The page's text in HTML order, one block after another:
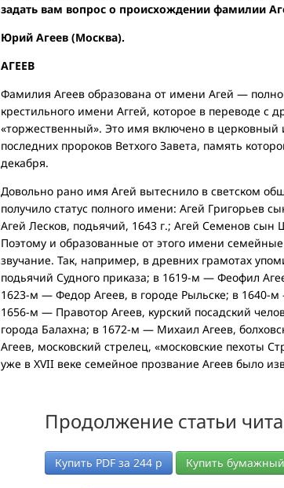
задать вам вопрос о происхождении фамилии
Юрий Агеев (Москва).
АГЕЕВ
Фамилия Агеев образована от имени Агей —
крестильного имени Аггей, которое в переводе с
«торжественный». Это имя включено в церковный
последних пророков Ветхого Завета, память
декабря.
Довольно рано имя Агей вытеснило в светском
получило статус полного имени: Агей Григорьев
Агей Лесков, подьячий, 1643 г.; Агей Семенов сын
Поэтому и образованные от этого имени
звучание. Так, например, в древних грамотах
подьячий Судного приказа; в 1619-м — Феофил
1623-м — Федор Агеев, в городе Рыльске; в 1640-
1656-м — Правотор Агеев, курский посадский
города Балахна; в 1672-м — Михаил Агеев,
Агеев, московский стрелец, «московские пехоты
уже в XVII веке семейное прозвание Агеев было
Продолжение статьи
Купить PDF за 244 р Купить